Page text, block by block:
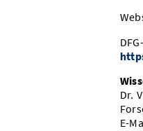
Dr.
E-